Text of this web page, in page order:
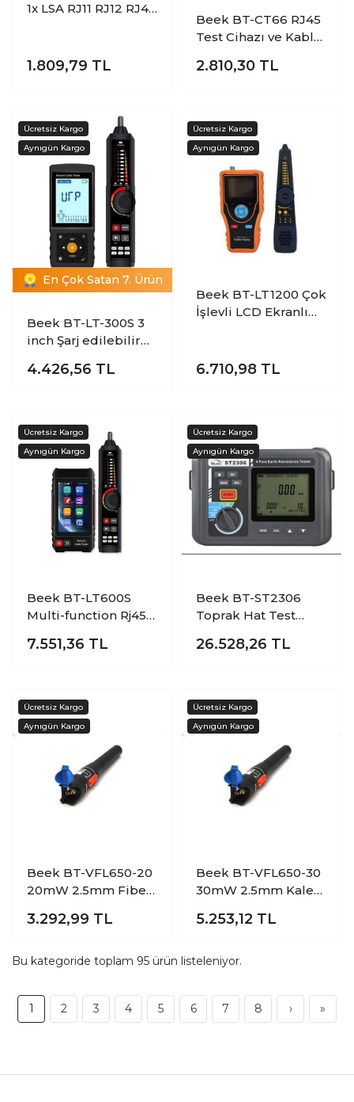
1x LSA RJ11 RJ12 RJ45
1.809,79 TL
Beek BT-CT66 RJ45
Test Cihazı ve Kablo
2.810,30 TL
En Çok Satan 7. Ürün
Beek BT-LT-300S 3
inch Şarj edilebilir
Bulucu Test C,ihazı
4.426,56 TL
Beek BT-LT1200 Çok
İşlevli LCD Ekranlı
6.710,98 TL
Beek BT-LT600S
Multi-function Rj45
Tester
7.551,36 TL
Beek BT-ST2306
Toprak Hat Test
26.528,26 TL
Beek BT-VFL650-20
20mW 2.5mm Fiber
Tesbit Cihazı
3.292,99 TL
Beek BT-VFL650-30
30mW 2.5mm Kalem
Hata Tespit Cihazı
5.253,12 TL
Bu kategoride toplam 95 ürün listeleniyor.
1 2 3 4 5 6 7 8 › »